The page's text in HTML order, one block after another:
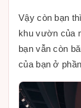
Vậy còn bạn
khu vườn của
bạn vẫn còn
của bạn ở